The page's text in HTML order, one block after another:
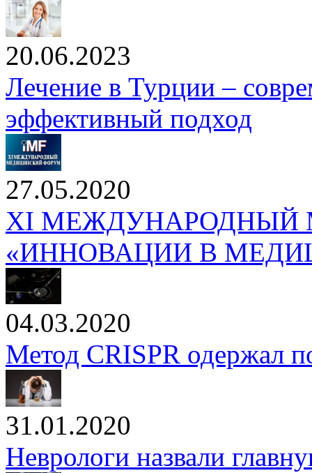
20.06.2023
Лечение в Турции –
эффективный подход
27.05.2020
XI МЕЖДУНАРОДНЫЙ
«ИННОВАЦИИ В
04.03.2020
Метод CRISPR одержал
31.01.2020
Неврологи назвали